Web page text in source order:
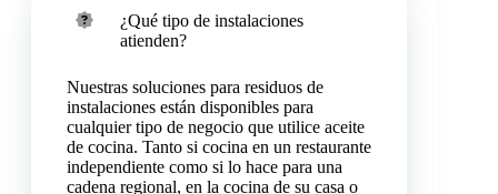
¿Qué tipo de instalaciones
atienden?
Nuestras soluciones para residuos de
instalaciones están disponibles para
cualquier tipo de negocio que utilice aceite
de cocina. Tanto si cocina en un restaurante
independiente como si lo hace para una
cadena regional, en la cocina de su casa o